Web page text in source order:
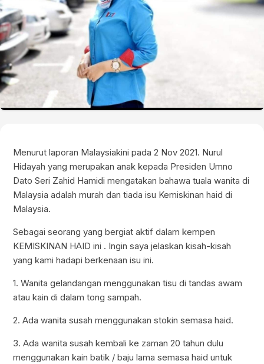
Menurut laporan Malaysiakini pada 2 Nov 2021. Nurul
Hidayah yang merupakan anak kepada Presiden Umno
Dato Seri Zahid Hamidi mengatakan bahawa tuala wanita di
Malaysia adalah murah dan tiada isu Kemiskinan haid di
Malaysia.
Sebagai seorang yang bergiat aktif dalam kempen
KEMISKINAN HAID ini . Ingin saya jelaskan kisah-kisah
yang kami hadapi berkenaan isu ini.
1. Wanita gelandangan menggunakan tisu di tandas awam
atau kain di dalam tong sampah.
2. Ada wanita susah menggunakan stokin semasa haid.
3. Ada wanita susah kembali ke zaman 20 tahun dulu
menggunakan kain batik / baju lama semasa haid untuk